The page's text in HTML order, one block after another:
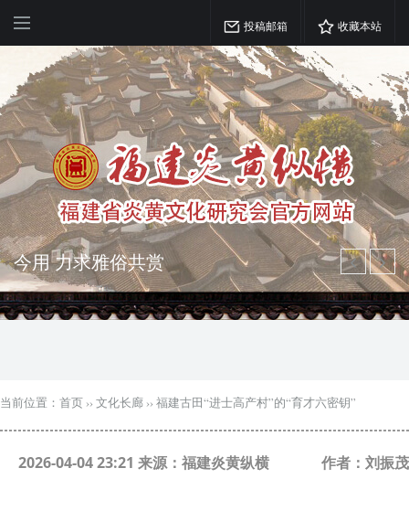
投稿邮箱 收藏本站
弘扬优秀文化 振奋民族精神 介绍民族
瑰宝 宣传中华精英
突出海西特色 报道台港澳侨 坚持古为
当前位置： 首页 ›› 文化长廊 ›› 福建古田“进士高产村”的“育才六密钥”
2026-04-04 23:21 来源：福建炎黄纵横 作者：刘振茂